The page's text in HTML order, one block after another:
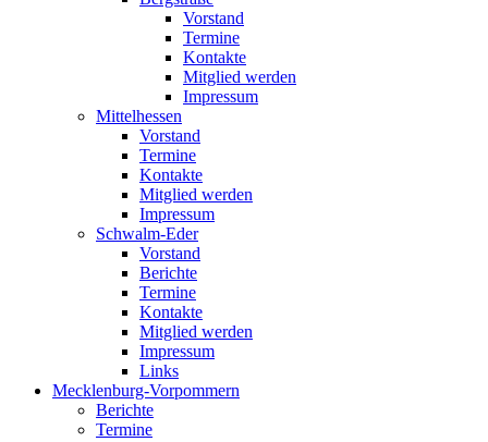
Vorstand
Termine
Kontakte
Mitglied werden
Impressum
Mittelhessen
Vorstand
Termine
Kontakte
Mitglied werden
Impressum
Schwalm-Eder
Vorstand
Berichte
Termine
Kontakte
Mitglied werden
Impressum
Links
Mecklenburg-Vorpommern
Berichte
Termine